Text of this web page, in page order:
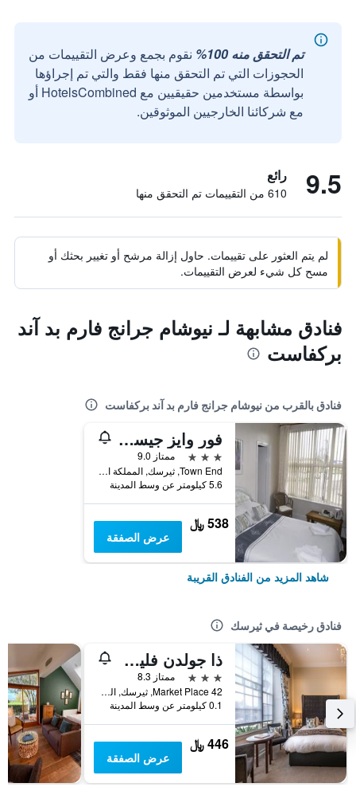
تم التحقق منه 100%
نقوم بجمع وعرض التقييمات من
الحجوزات التي تم التحقق منها فقط والتي تم إجراؤها
بواسطة مستخدمين حقيقيين مع HotelsCombined أو
مع شركائنا الخارجيين الموثوقين.
9.5 رائع
610 من التقييمات تم التحقق منها
لم يتم العثور على تقييمات. حاول إزالة مرشح أو تغيير بحثك أو
مسح كل شيء لعرض التقييمات.
فنادق مشابهة لـ نيوشام جرانج فارم بد آند
بركفاست
فنادق بالقرب من نيوشام جرانج فارم بد آند بركفاست
فور وايز جيست هاوس
3 نجوم
ممتاز 9.0
Town End, ثيرسك, المملكة المتحدة
5.6 كيلومتر عن وسط المدينة
538 ﷼
عرض الصفقة
شاهد المزيد من الفنادق القريبة
فنادق رخيصة في ثيرسك
ذا جولدن فليس هوتل، ثيرسك، نورث يوركشير
3 نجوم
ممتاز 8.3
42 Market Place, ثيرسك, المملكة المتحدة
0.1 كيلومتر عن وسط المدينة
446 ﷼
عرض الصفقة